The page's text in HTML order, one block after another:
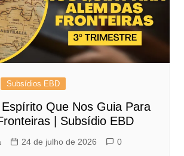
Subsídios EBD
Que Nos Guia Para
| Subsídio EBD
24 de julho de 2026 0